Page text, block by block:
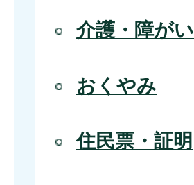
介護・障がい
おくやみ
住民票・証明